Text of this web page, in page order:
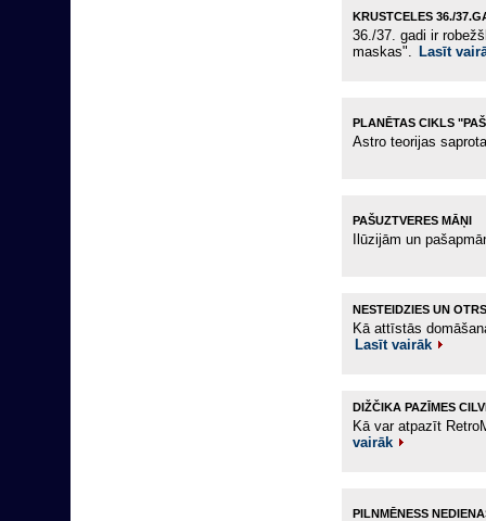
KRUSTCELES 36./
36./37. gadi ir
maskas". Lasīt
PLANĒTAS CIKLS
Astro teorijas
PAŠUZTVERES MĀŅI
Ilūzijām un
NESTEIDZIES UN
Kā attīstās
Lasīt vairāk
DIŽČIKA PAZĪMES
Kā var atpazīt
vairāk
PILNMĒNESS